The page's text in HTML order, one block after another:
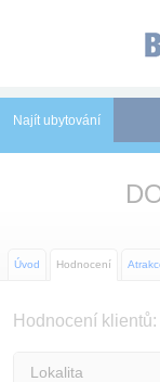
Najít ubytování
Atrakce
Úvod Hodnocení
Hodnocení klientů:
Lokalita